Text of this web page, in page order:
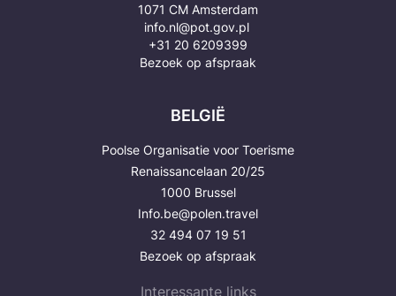
1071 CM Amsterdam
info.nl@pot.gov.pl
+31 20 6209399
Bezoek op afspraak
BELGIË
Poolse Organisatie voor Toerisme
Renaissancelaan 20/25
1000 Brussel
Info.be@polen.travel
32 494 07 19 51
Bezoek op afspraak
Interessante links